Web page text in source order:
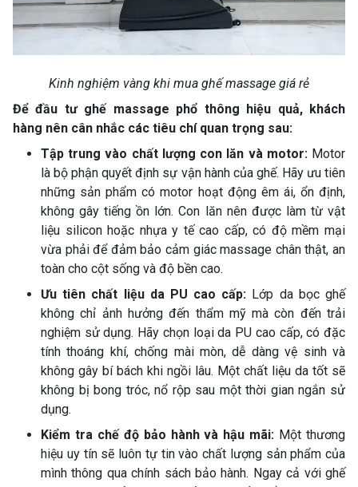
Kinh nghiệm vàng khi mua ghế massage giá rẻ
Để đầu tư ghế massage phổ thông hiệu quả, khách
hàng nên cân nhắc các tiêu chí quan trọng sau:
Tập trung vào chất lượng con lăn và motor:Motor
là bộ phận quyết định sự vận hành của ghế. Hãy ưu tiên
những sản phẩm có motor hoạt động êm ái, ổn định,
không gây tiếng ồn lớn. Con lăn nên được làm từ vật
liệu silicon hoặc nhựa y tế cao cấp, có độ mềm mại
vừa phải để đảm bảo cảm giác massage chân thật, an
toàn cho cột sống và độ bền cao.
Ưu tiên chất liệu da PU cao cấp: Lớp da bọc ghế
không chỉ ảnh hưởng đến thẩm mỹ mà còn đến trải
nghiệm sử dụng. Hãy chọn loại da PU cao cấp, có đặc
tính thoáng khí, chống mài mòn, dễ dàng vệ sinh và
không gây bí bách khi ngồi lâu. Một chất liệu da tốt sẽ
không bị bong tróc, nổ rộp sau một thời gian ngắn sử
dụng.
Kiểm tra chế độ bảo hành và hậu mãi: Một thương
hiệu uy tín sẽ luôn tự tin vào chất lượng sản phẩm của
mình thông qua chính sách bảo hành. Ngay cả với ghế